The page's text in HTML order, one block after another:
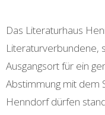
Das Literaturhaus
Literaturverbundene,
Ausgangsort für ein
Abstimmung mit dem
Henndorf dürfen